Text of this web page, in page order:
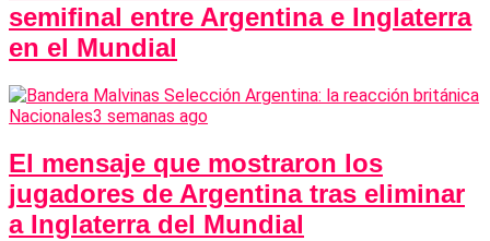
semifinal entre Argentina e Inglaterra
en el Mundial
Nacionales3 semanas ago
El mensaje que mostraron los
jugadores de Argentina tras eliminar
a Inglaterra del Mundial